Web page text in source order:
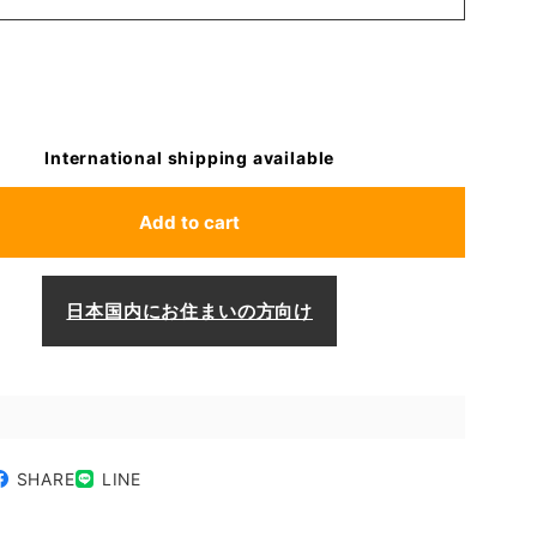
International shipping available
Add to cart
日本国内にお住まいの方向け
SHARE LINE